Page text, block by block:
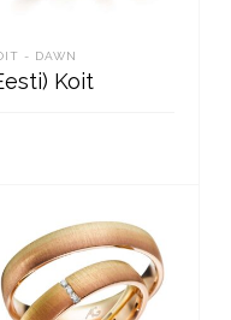
- DAWN
Koit